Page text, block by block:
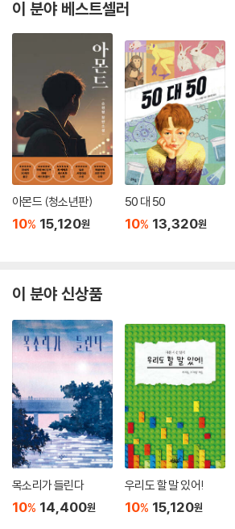
한 위로로 다가온다. 『카이의 선택』은 ‘나’를 탐
게 다정한 응원을 건네는 귀한 소설이다.
소설과 만나는 첫 번째 길
책과 멀어진 이들을 위한 마중물 독서, 소설의 첫
‘소설의 첫 만남’은 새로운 감성으로 단장한 얇고
적으로 뛰어난 단편소설에 풍성한 일러스트를 더
100면 이내의 짧은 분량, 매력적인 삽화를 통해
가 낯설어진 이들도 동시대의 좋은 작품에 부담
끈다. 동화에서 읽기를 멈춘 청소년기 독자에게
이들이 다시 책과 가까워질 수 있게끔 돕는 마중
작가의 말
카이라는 명칭은 한스 크리스티안 안데르센의 「
을 흘리지 못하는 소년, 카이에서 따왔다. 일곱 겹
겹의 수건으로 눈을 가린 채 갇혀 있던 아이의 이
리우스의 「별의 눈동자」에 나온다. 둘 다 내가 매
하는 것을 쓰고 싶은 마음으로 이 이야기는 시작
이 분야 베스트셀러
아몬드 (청소년판)
10% 15,120원
50 대 50
10% 13,320원
이 분야 신상품
목소리가 들린다
10% 14,400원
우리도 할 말 있어!
10% 15,120원